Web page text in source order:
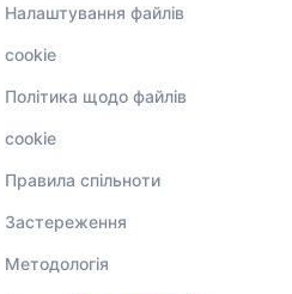
Налаштування файлів
cookie
Політика щодо файлів
cookie
Правила спільноти
Застереження
Методологія